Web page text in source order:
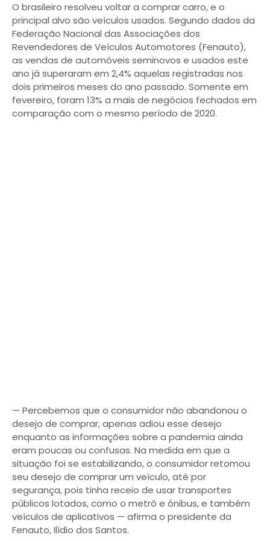
O brasileiro resolveu voltar a comprar carro, e o
principal alvo são veículos usados. Segundo dados da
Federação Nacional das Associações dos
Revendedores de Veículos Automotores (Fenauto),
as vendas de automóveis seminovos e usados este
ano já superaram em 2,4% aquelas registradas nos
dois primeiros meses do ano passado. Somente em
fevereiro, foram 13% a mais de negócios fechados em
comparação com o mesmo período de 2020.
— Percebemos que o consumidor não abandonou o
desejo de comprar, apenas adiou esse desejo
enquanto as informações sobre a pandemia ainda
eram poucas ou confusas. Na medida em que a
situação foi se estabilizando, o consumidor retomou
seu desejo de comprar um veículo, até por
segurança, pois tinha receio de usar transportes
públicos lotados, como o metrô e ônibus, e também
veículos de aplicativos — afirma o presidente da
Fenauto, Ilídio dos Santos.